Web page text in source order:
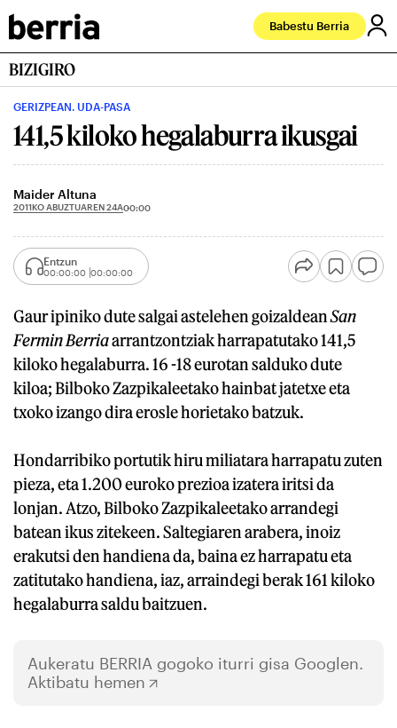
Babestu Berria
BIZIGIRO
GERIZPEAN. UDA-PASA
141,5 kiloko hegalaburra ikusgai
Maider Altuna
2011KO ABUZTUAREN 24A00:00
Entzun
00:00:00 00:00:00
Gaur ipiniko dute salgai astelehen goizaldeanSan
Fermin Berriaarrantzontziak harrapatutako 141,5
kiloko hegalaburra. 16 -18 eurotan salduko dute
kiloa; Bilboko Zazpikaleetako hainbat jatetxe eta
txoko izango dira erosle horietako batzuk.
Hondarribiko portutik hiru miliatara harrapatu zuten
pieza, eta 1.200 euroko prezioa izatera iritsi da
lonjan. Atzo, Bilboko Zazpikaleetako arrandegi
batean ikus zitekeen. Saltegiaren arabera, inoiz
erakutsi den handiena da, baina ez harrapatu eta
zatitutako handiena, iaz, arraindegi berak 161 kiloko
hegalaburra saldu baitzuen.
Aukeratu BERRIA gogoko iturri gisa Googlen.
Aktibatu hemen